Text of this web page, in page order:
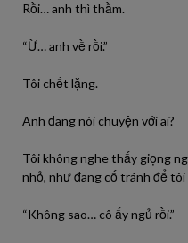
Rồi… anh thì thầm.
“Ừ… anh về rồi.”
Tôi chết lặng.
Anh đang nói chuyện với ai?
Tôi không nghe thấy giọng
nhỏ, như đang cố tránh để
“Không sao… cô ấy ngủ rồi.”